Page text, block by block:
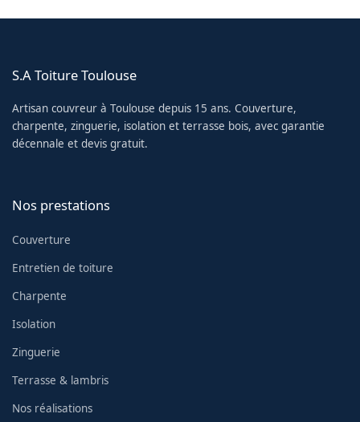
S.A Toiture Toulouse
Artisan couvreur à Toulouse depuis 15 ans. Couverture,
charpente, zinguerie, isolation et terrasse bois, avec garantie
décennale et devis gratuit.
Nos prestations
Couverture
Entretien de toiture
Charpente
Isolation
Zinguerie
Terrasse & lambris
Nos réalisations